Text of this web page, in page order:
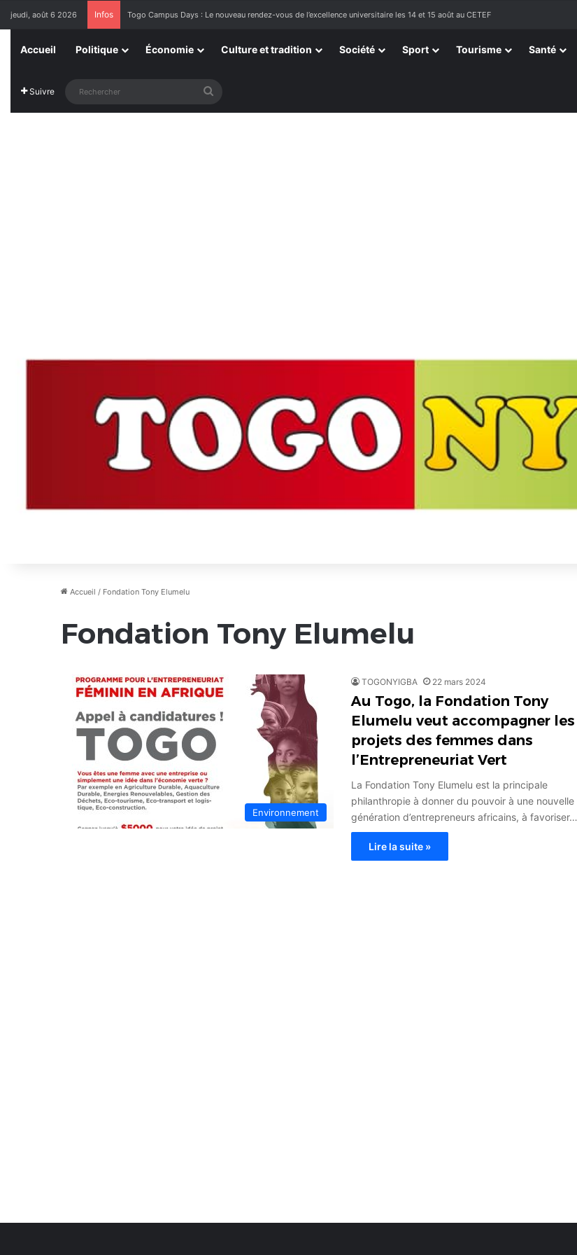
jeudi, août 6 2026 Infos Togo Campus Days : Le nouveau rendez-vous de l’excellence universitaire les 14 et 15 août au CETEF
Accueil Politique Économie Culture et tradition Société Sport Tourisme Santé
Suivre
Accueil / Fondation Tony Elumelu
Fondation Tony Elumelu
Environnement
TOGONYIGBA 22 mars 2024
Au Togo, la Fondation Tony
Elumelu veut accompagner les
projets des femmes dans
l’Entrepreneuriat Vert
La Fondation Tony Elumelu est la principale
philanthropie à donner du pouvoir à une nouvelle
génération d’entrepreneurs africains, à favoriser…
Lire la suite »